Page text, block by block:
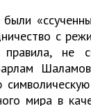
с
не
мира в